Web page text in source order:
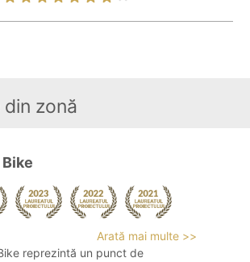
zonă
Arată mai multe >>
reprezintă un punct de